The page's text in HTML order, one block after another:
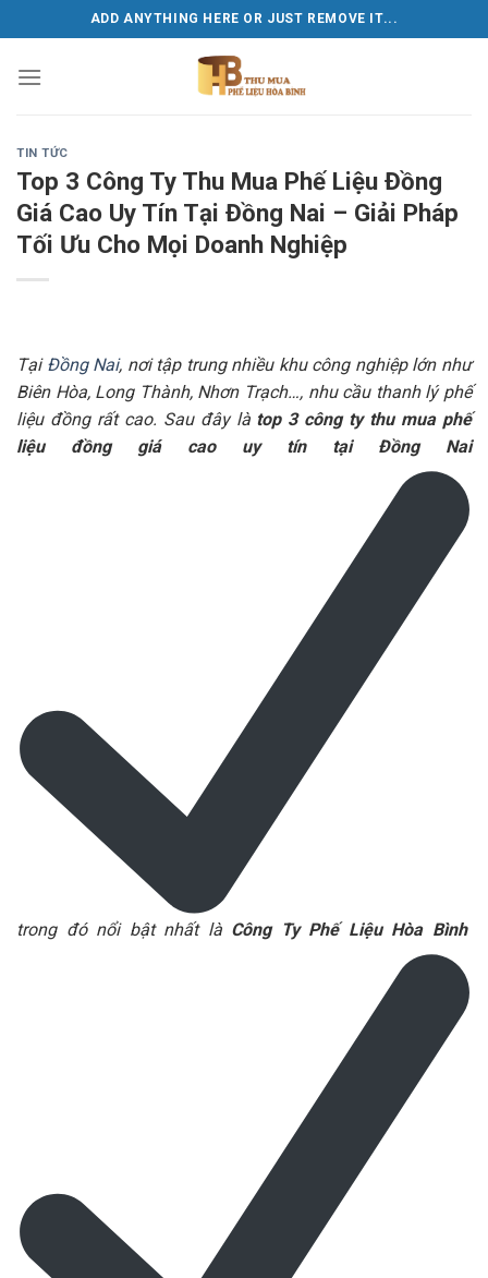
to
content
ADD ANYTHING HERE OR JUST REMOVE IT...
TIN TỨC
Top 3 Công Ty Thu Mua Phế Liệu Đồng
Giá Cao Uy Tín Tại Đồng Nai – Giải Pháp
Tối Ưu Cho Mọi Doanh Nghiệp
Tại Đồng Nai, nơi tập trung nhiều khu công nghiệp lớn như
Biên Hòa, Long Thành, Nhơn Trạch…, nhu cầu thanh lý phế
liệu đồng rất cao. Sau đây là top 3 công ty thu mua phế
liệu đồng giá cao uy tín tại Đồng Nai
trong đó nổi bật nhất là Công Ty Phế Liệu Hòa Bình